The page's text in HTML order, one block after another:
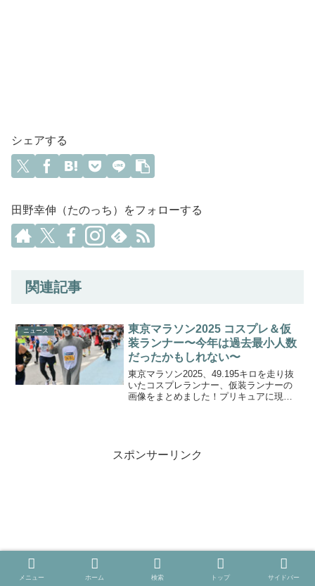
シェアする
田野幸伸（たのっち）をフォローする
関連記事
ニュース
東京マラソン2025 コスプレ＆仮
装ランナー〜今年は過去最小人数
だったかもしれない〜
東京マラソン2025、49.195キロを走り抜
いたコスプレランナー、仮装ランナーの
画像をまとめました！プリキュアに現場
スポンサーリンク
メニュー ホーム 検索 トップ サイドバー